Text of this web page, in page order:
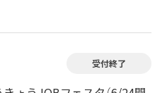
受付終了